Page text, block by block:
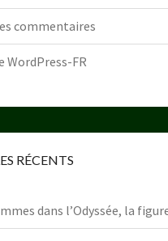
commentaires
WordPress-FR
RÉCENTS
dans l’Odyssée, la